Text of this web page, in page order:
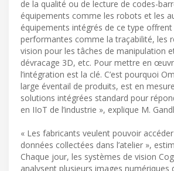
de la qualité ou de lecture de codes-
équipements comme les robots et les
équipements intégrés de ce type
performantes comme la traçabilité, les
vision pour les tâches de manipulation
dévracage 3D, etc. Pour mettre en
l’intégration est la clé. C’est pourquoi
large éventail de produits, est en
solutions intégrées standard pour
en IIoT de l’industrie », explique M.
« Les fabricants veulent pouvoir
données collectées dans l’atelier »,
Chaque jour, les systèmes de vision
analysent plusieurs images numériques